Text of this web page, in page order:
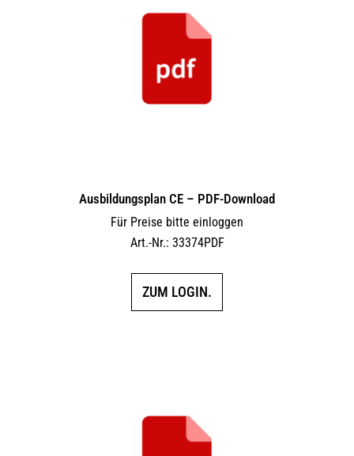
Ausbildungsplan CE – PDF-Download
Für Preise bitte einloggen
Art.-Nr.: 33374PDF
ZUM LOGIN.